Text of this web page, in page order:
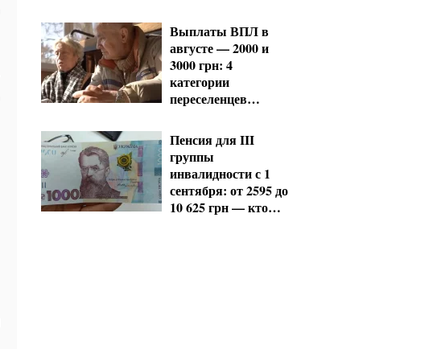
Выплаты ВПЛ в
августе — 2000 и
3000 грн: 4
категории
переселенцев
обновить данные
Пенсия для III
группы
инвалидности с 1
сентября: от 2595 до
10 625 грн — кто